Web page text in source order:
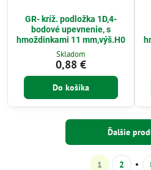
GR- kríž. podložka 1D,4-
bodové upevnenie, s
hmoždinkami 11 mm,výš.H0
Skladom
0,88 €
Do košíka
Ďalšie
1 2